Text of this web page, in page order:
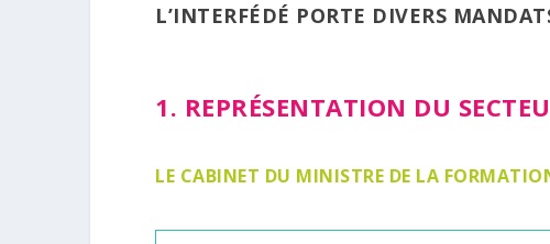
L’INTERFÉDÉ PORTE DIVERS
1. REPRÉSENTATION DU
LE CABINET DU MINISTRE DE LA